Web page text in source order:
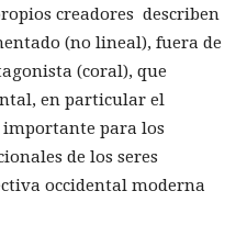
creadores describen
(no lineal), fuera de
(coral), que
en particular el
importante para los
de los seres
occidental moderna